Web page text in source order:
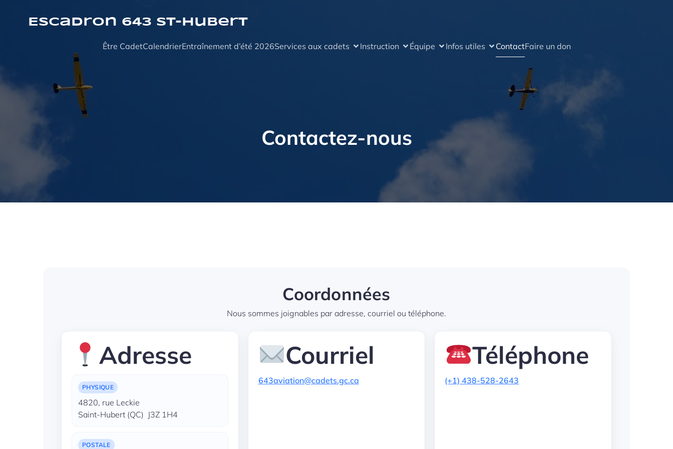
Escadron 643 St-Hubert
Être CadetCalendrierEntraînement d’été 2026Services aux cadets Instruction Équipe Infos utiles ContactFaire un don
Contactez-nous
Coordonnées
Nous sommes joignables par adresse, courriel ou téléphone.
Adresse
PHYSIQUE
4820, rue Leckie
Saint-Hubert (QC) J3Z 1H4
POSTALE
Courriel
643aviation@cadets.gc.ca
Téléphone
(+1) 438-528-2643